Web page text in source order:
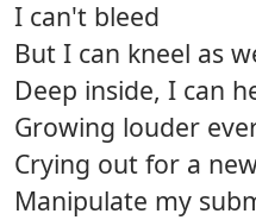
I can't bleed
But I can kneel as
Deep inside, I can
Growing louder
Crying out for a
Manipulate my